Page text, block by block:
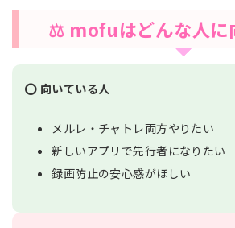
⚖️ mofuはどんな人に
⭕ 向いている人
メルレ・チャトレ両方やりたい
新しいアプリで先行者になりたい
録画防止の安心感がほしい